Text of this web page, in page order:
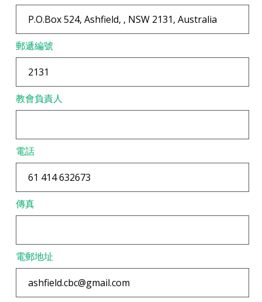
郵遞編號
教會負責人
電話
傳真
電郵地址